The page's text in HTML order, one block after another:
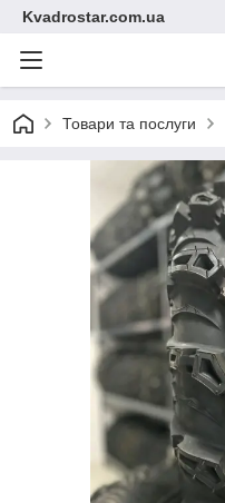
Kvadrostar.com.ua
Товари та послуги